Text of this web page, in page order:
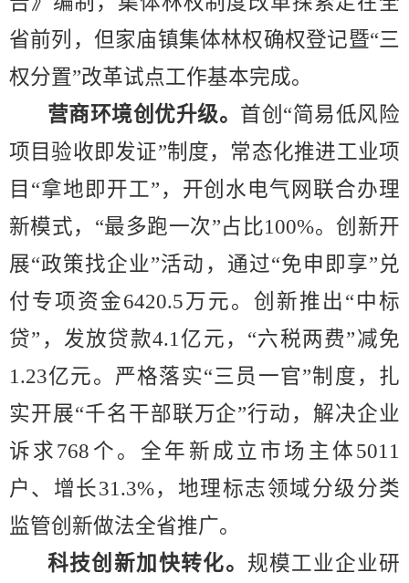
省前列 ，但家庙镇集体林权确权登记暨“三
权分置”改革试点工作基本完成。
营商环境创优升级。 首创 “简易低风险
项目验收即发证”制度，常态化推进工业项
目 “拿地即开工” ， 开创水电气网联合办理
新模式， “最多跑一次”占比100%。创新开
展“政策找企业”活动，通过“免申即享” 兑
付专项资金6420.5 万元。创新推出 “中标
贷” ，发放贷款4.1亿元， “六税两费”减免
1.23亿元。严格落实“三员一官”制度，扎
实开展“千名干部联万企”行动，解决企业
诉求 768 个。全年新 成 立市场主体 5011
户、增长31.3%，地理标志领域分级分类
监管创新做法全省推广。
科技创新加快转化。 规模工业企业研